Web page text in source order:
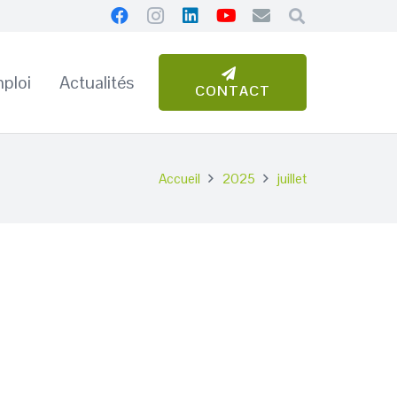
Actualités CONTACT
Accueil 2025 juillet